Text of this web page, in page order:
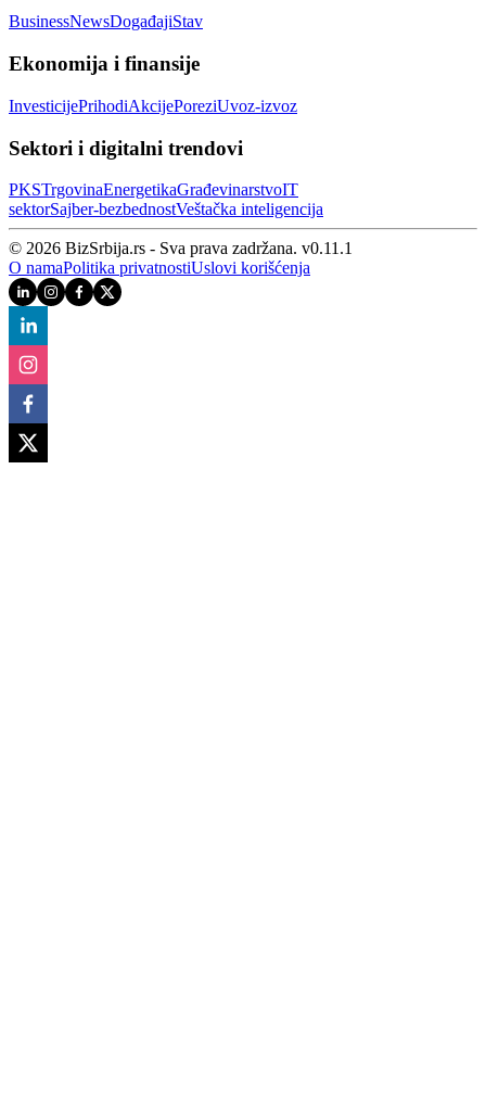
BusinessNewsDogađajiStav
Ekonomija i finansije
InvesticijePrihodiAkcijePoreziUvoz-izvoz
Sektori i digitalni trendovi
PKSTrgovinaEnergetikaGrađevinarstvoIT
sektorSajber‑bezbednostVeštačka inteligencija
© 2026 BizSrbija.rs - Sva prava zadržana. v0.11.1
O namaPolitika privatnostiUslovi korišćenja